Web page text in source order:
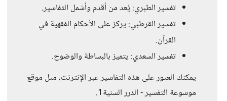
تفسير الطبري: يُعد من أقدم وأشمل التفاسير.
تفسير القرطبي: يركز على الأحكام الفقهية في
القرآن.
تفسير السعدي: يتميز بالبساطة والوضوح.
يمكنك العثور على هذه التفاسير عبر الإنترنت، مثل موقع
موسوعة التفسير - الدرر السنية1.